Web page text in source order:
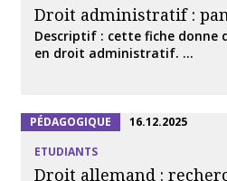
Droit administratif :
Descriptif : cette fiche donne
en droit administratif. ...
PÉDAGOGIQUE
16.12.2025
ETUDIANTS
Droit allemand :